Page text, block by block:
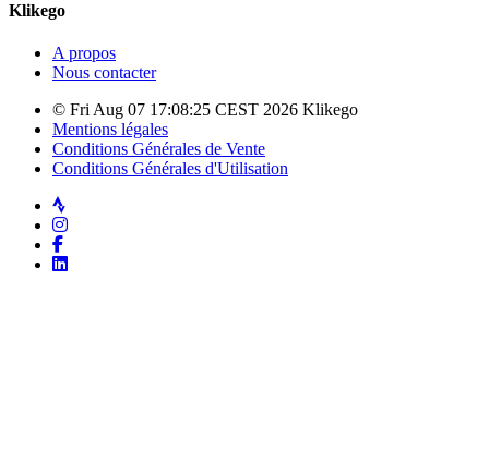
Klikego
A propos
Nous contacter
© Fri Aug 07 17:08:25 CEST 2026 Klikego
Mentions légales
Conditions Générales de Vente
Conditions Générales d'Utilisation
Strava
Instagram
Facebook
LinkedIn